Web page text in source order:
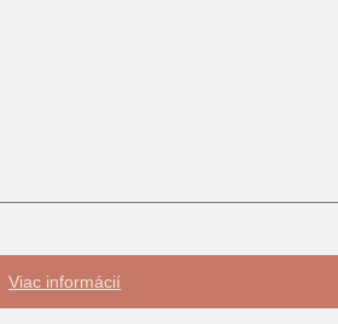
Viac informácií